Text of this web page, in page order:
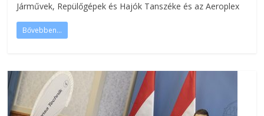
Járművek, Repülőgépek és Hajók Tanszéke és az Aeroplex
Bővebben...